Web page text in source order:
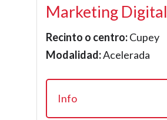
Marketing Digital
Recinto o centro:Cupey
Modalidad:Acelerada
Info